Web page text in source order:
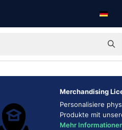
Merchandising
Personalisiere
Produkte mit
Mehr